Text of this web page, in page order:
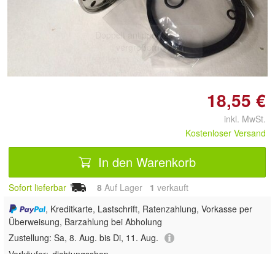
Doppelt antippen zum
vergrößern
18,55 €
inkl. MwSt.
Kostenloser Versand
In den Warenkorb
Sofort lieferbar 8 Auf Lager 1 verkauft
, Kreditkarte, Lastschrift, Ratenzahlung, Vorkasse per
Überweisung, Barzahlung bei Abholung
Zustellung: Sa, 8. Aug. bis Di, 11. Aug.